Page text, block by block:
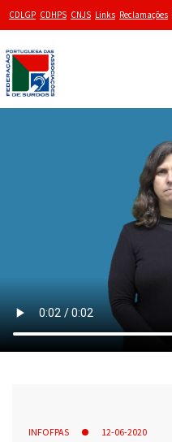
CDLGP CDHPS CNJS Links Reclamações
INFOFPAS 12-06-2020